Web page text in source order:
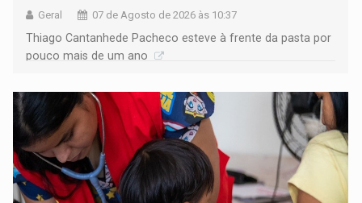
Geral 07 de Agosto de 2026 às 10:37
Thiago Cantanhede Pacheco esteve à frente da pasta por
pouco mais de um ano